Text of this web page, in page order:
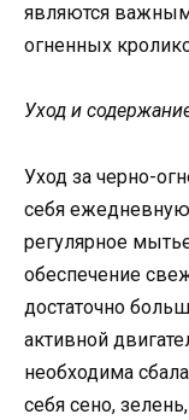
являются
огненных
Уход и
Уход за черно-
себя
регулярное
обеспечение
достаточно
активной
необходима
себя сено,